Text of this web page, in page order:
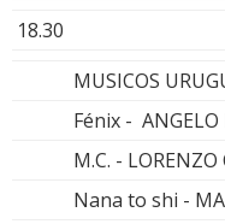
18.30
MUSICOS
Fénix - ANGELO
M.C. - LORENZO
Nana to shi -